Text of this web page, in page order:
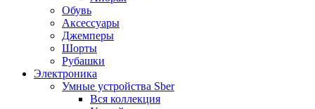
Обувь
Аксессуары
Джемперы
Шорты
Рубашки
Электроника
Умные устройства Sber
Вся коллекция